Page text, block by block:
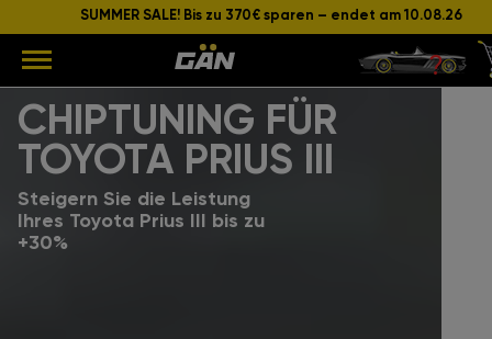
SUMMER SALE! Bis zu 370€ sparen – endet am 10.08.26
CHIPTUNING FÜR
TOYOTA PRIUS III
Steigern Sie die Leistung
Ihres Toyota Prius III bis zu
+30%
Modell
Hubraum und Leistung des Motors